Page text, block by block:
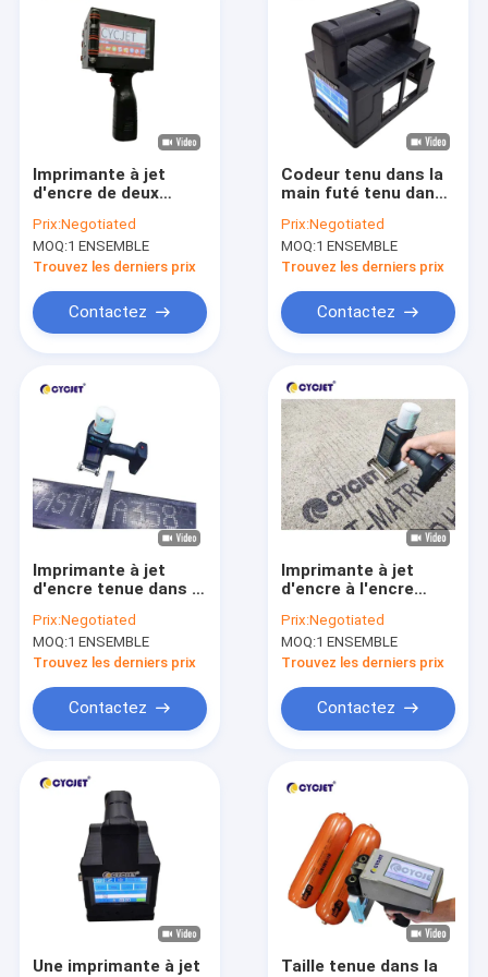
Produits
Au sujet de nous
Visite d'usine
Demandez une citation
Imprimante à jet d'encre tenue dans la main
Imprimante à jet d'encre industrielle
Machine d'inscription de laser
machine de codage et de repérage
imprimante à jet d'encre de haute résolution
Imprimante à jet
d'encre de deux
définition de taille de
l'imprimante 1-50mm
de numéro du lot
Prix:Negotiated
MOQ:1 ENSEMBLE
Trouvez les derniers prix
Contactez
Codeur tenu dans la
main futé tenu dans
de l'imprimante
300DPI de code
barres de jet d'encre
Prix:Negotiated
MOQ:1 ENSEMBLE
Trouvez les derniers prix
Contactez
Imprimante à jet
d'encre tenue dans la
de caractère White
Ink 62mm Dot Matrix
Fonts
Prix:Negotiated
MOQ:1 ENSEMBLE
Trouvez les derniers prix
Contactez
Imprimante à jet
d'encre à l'encre
Cement Batch Code
Printing
Prix:Negotiated
MOQ:1 ENSEMBLE
Trouvez les derniers prix
Contactez
Une imprimante à jet
Taille tenue dans la